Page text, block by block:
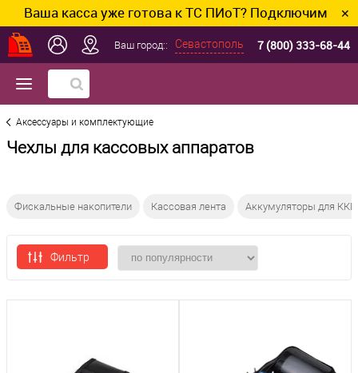
касса уже готова к ТС ПИоТ? Подключим и ✕
Ваш город:: Севастополь 7 (800) 333-68-44
Аксессуары и комплектующие
Чехлы для кассовых аппаратов
Фискальные накопители Кассовая лента Аккумуляторы для ККМ
Фильтр